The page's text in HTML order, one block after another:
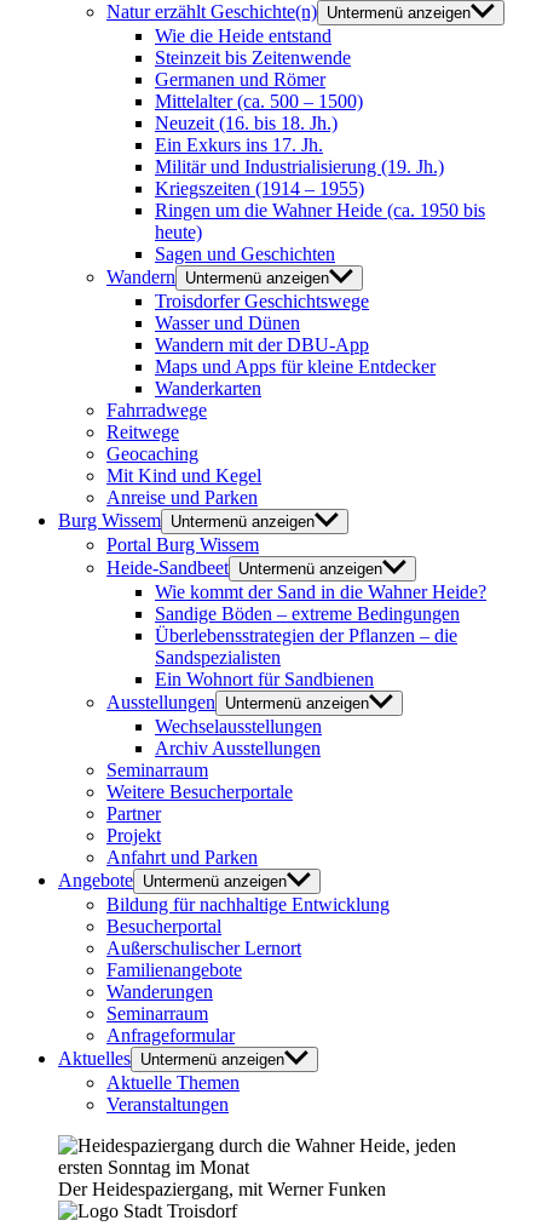
Natur erzählt Geschichte(n) Untermenü anzeigen
Wie die Heide entstand
Steinzeit bis Zeitenwende
Germanen und Römer
Mittelalter (ca. 500 – 1500)
Neuzeit (16. bis 18. Jh.)
Ein Exkurs ins 17. Jh.
Militär und Industrialisierung (19. Jh.)
Kriegszeiten (1914 – 1955)
Ringen um die Wahner Heide (ca. 1950 bis
heute)
Sagen und Geschichten
Wandern
Untermenü anzeigen
Troisdorfer Geschichtswege
Wasser und Dünen
Wandern mit der DBU-App
Maps und Apps für kleine Entdecker
Wanderkarten
Fahrradwege
Reitwege
Geocaching
Mit Kind und Kegel
Anreise und Parken
Burg Wissem Untermenü anzeigen
Portal Burg Wissem
Heide-Sandbeet Untermenü anzeigen
Wie kommt der Sand in die Wahner Heide?
Sandige Böden – extreme Bedingungen
Überlebensstrategien der Pflanzen – die
Sandspezialisten
Ein Wohnort für Sandbienen
Ausstellungen
Untermenü anzeigen
Wechselausstellungen
Archiv Ausstellungen
Seminarraum
Weitere Besucherportale
Partner
Projekt
Anfahrt und Parken
Angebote Untermenü anzeigen
Bildung für nachhaltige Entwicklung
Besucherportal
Außerschulischer Lernort
Familienangebote
Wanderungen
Seminarraum
Anfrageformular
Aktuelles Untermenü anzeigen
Aktuelle Themen
Veranstaltungen
Der Heidespaziergang, mit Werner Funken